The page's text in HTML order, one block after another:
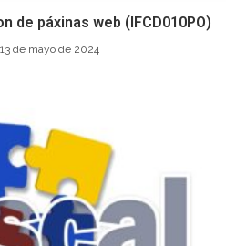
de páxinas web (IFCD010PO)
13 de mayo de 2024